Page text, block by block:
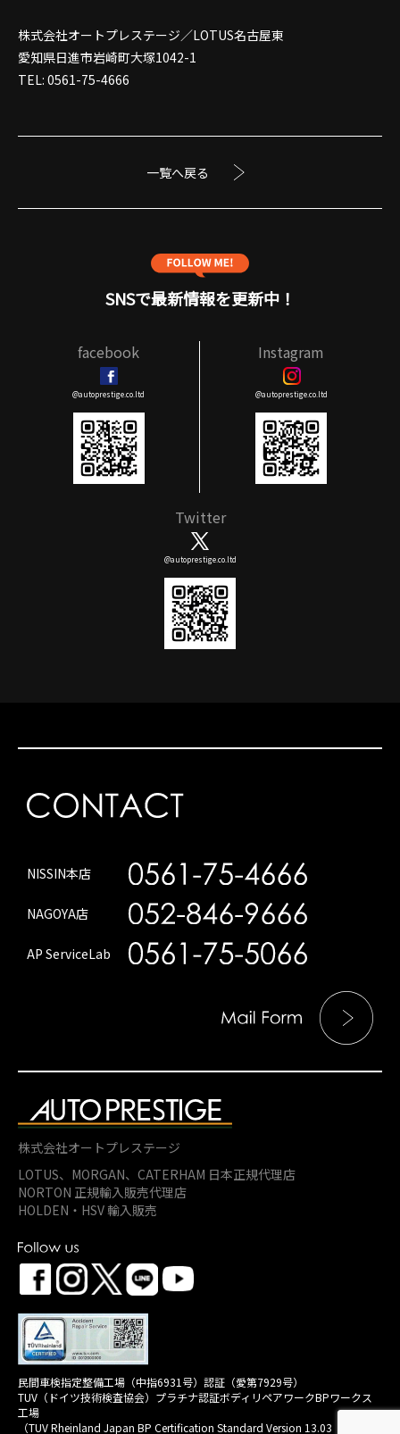
株式会社オートプレステージ／LOTUS名古屋東
愛知県日進市岩崎町大塚1042-1
TEL: 0561-75-4666
一覧へ戻る
SNSで最新情報を更新中！
facebook
@autoprestige.co.ltd
Instagram
@autoprestige.co.ltd
Twitter
@autoprestige.co.ltd
NISSIN本店
NAGOYA店
AP ServiceLab
株式会社オートプレステージ
LOTUS、MORGAN、 CATERHAM 日本正規代理店
NORTON 正規輸入販売代理店
HOLDEN・HSV 輸入販売
民間車検指定整備工場（中指6931号）認証（愛第7929号）
TUV（ドイツ技術検査協会）プラチナ認証ボディリペアワークBPワークス
工場
（TUV Rheinland Japan BP Certification Standard Version 13.03